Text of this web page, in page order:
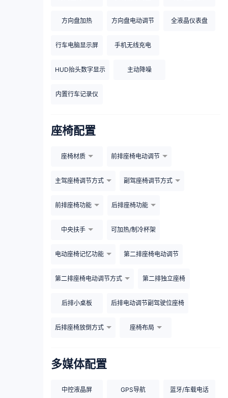
方向盘加热 方向盘电动调节 全液晶仪表盘
行车电脑显示屏 手机无线充电
HUD抬头数字显示 主动降噪
内置行车记录仪
座椅配置
座椅材质 前排座椅电动调节
主驾座椅调节方式 副驾座椅调节方式
前排座椅功能 后排座椅功能
中央扶手 可加热/制冷杯架
电动座椅记忆功能 第二排座椅电动调节
第二排座椅电动调节方式 第二排独立座椅
后排小桌板 后排电动调节副驾驶位座椅
后排座椅放倒方式 座椅布局
多媒体配置
中控液晶屏 GPS导航 蓝牙/车载电话